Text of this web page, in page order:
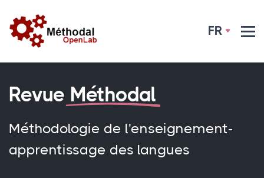
FR
Revue Méthodal
Méthodologie de l'enseignement-
apprentissage des langues